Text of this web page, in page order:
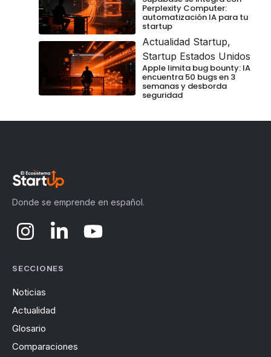
Perplexity Computer:
automatización IA para tu
startup
Actualidad Startup,
Startup Estados Unidos
Apple limita bug bounty: IA
encuentra 50 bugs en 3
semanas y desborda
seguridad
Donde se emprende en español.
SECCIONES
Noticias
Actualidad
Glosario
Comparaciones